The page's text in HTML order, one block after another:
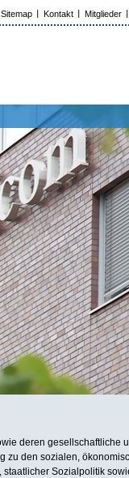
Sitemap Kontakt Mitglieder
deren gesellschaftliche
zu den sozialen,
Sozialpolitik